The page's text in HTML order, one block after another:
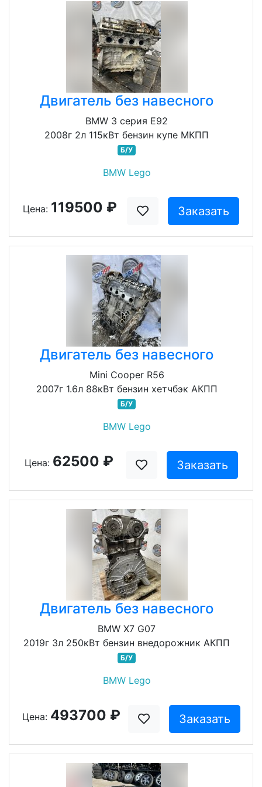
Двигатель без навесного
BMW 3 серия E92
2008г 2л 115кВт бензин купе МКПП
Б/У
BMW Lego
Цена: 119500 ₽ Заказать
Двигатель без навесного
Mini Cooper R56
2007г 1.6л 88кВт бензин хетчбэк АКПП
Б/У
BMW Lego
Цена: 62500 ₽ Заказать
Двигатель без навесного
BMW X7 G07
2019г 3л 250кВт бензин внедорожник АКПП
Б/У
BMW Lego
Цена: 493700 ₽ Заказать